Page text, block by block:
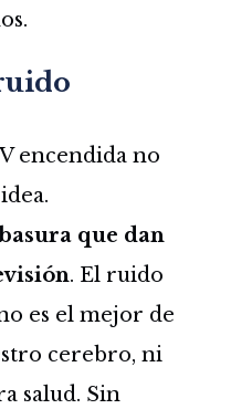
encendida no
que dan
. El ruido
es el mejor de
cerebro, ni
salud. Sin